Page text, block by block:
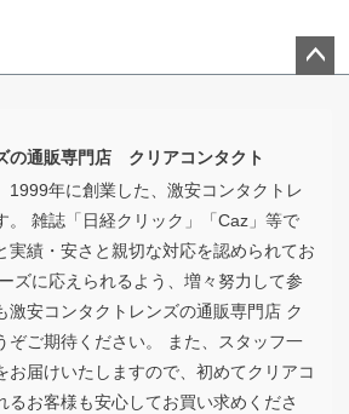
の通販専門店 クリアコンタクト
1999年に創業した、激安コンタクトレ
。 雑誌「日経クリック」「Caz」等で
実績・安さと親切な対応を認められてお
ズに応えられるよう、増々努力して参
激安コンタクトレンズの通販専門店 ク
ぞご期待ください。 また、スタッフ一
お届けいたしますので、初めてクリアコ
るお客様も安心してお買い求めくださ